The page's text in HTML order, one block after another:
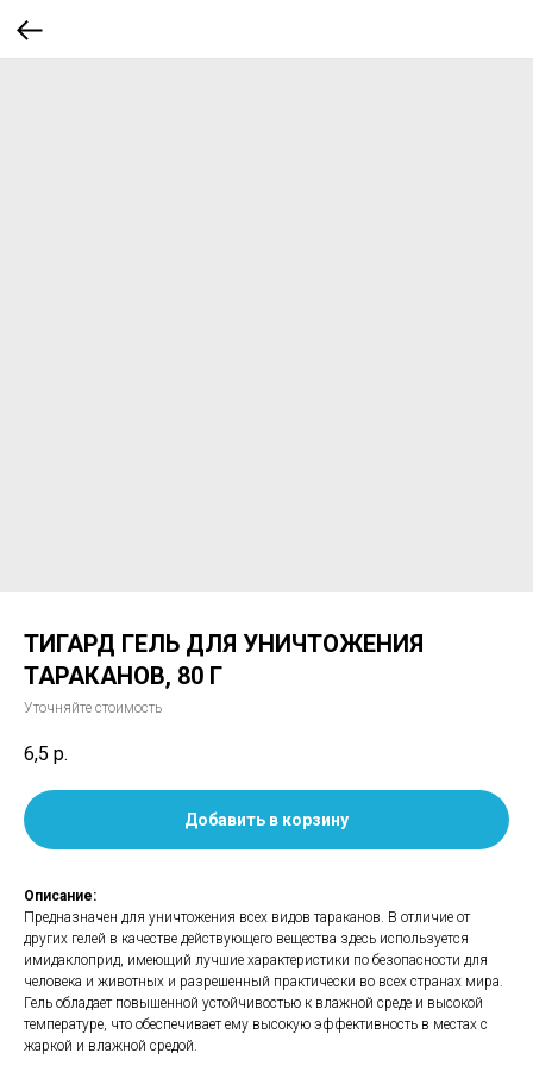
ТИГАРД ГЕЛЬ ДЛЯ УНИЧТОЖЕНИЯ
ТАРАКАНОВ, 80 Г
Уточняйте стоимость
6,5 р.
Добавить в корзину
Описание:
Предназначен для уничтожения всех видов тараканов. В отличие от
других гелей в качестве действующего вещества здесь используется
имидаклоприд, имеющий лучшие характеристики по безопасности для
человека и животных и разрешенный практически во всех странах мира.
Гель обладает повышенной устойчивостью к влажной среде и высокой
температуре, что обеспечивает ему высокую эффективность в местах с
жаркой и влажной средой.